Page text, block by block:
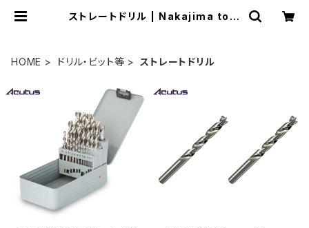
ストレートドリル | Nakajima tool
HOME ドリル・ビット等 ストレートドリル